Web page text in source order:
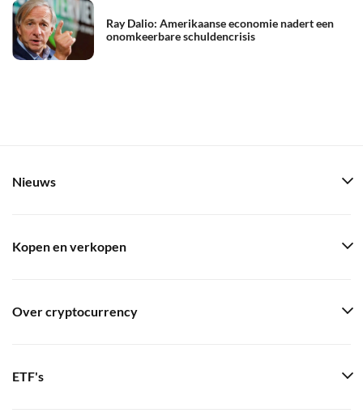
Ray Dalio: Amerikaanse economie nadert een
onomkeerbare schuldencrisis
Nieuws
Kopen en verkopen
Over cryptocurrency
ETF's